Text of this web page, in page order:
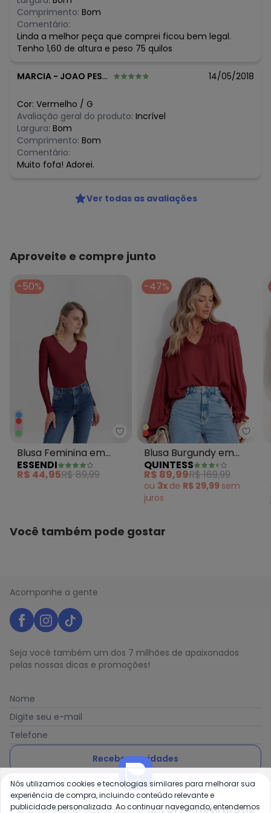
Comprimento: Bom
Comentário:
Linda a melhor peça que comprei ficou bem legal.
Tenho 1,60 de altura e peso 75 quilos
MARCIA - JOAO PESSOA - PB 14/05/2018
Cor: Vermelho / G
Avaliação geral do produto: Incrível
Largura: Bom
Comprimento: Bom
Comentário:
Muito fofa! Adorei.
Ver todas as avaliações
Aproveite e compre junto
-50%
Essendi - Blusa Feminina em
Blusa Feminina em
Cotton Bordô
ESSENDI
R$ 44,95R$ 89,99
-47%
Blusa Burgundy em
Viscose Plana
QUINTESS
R$ 89,99R$ 169,99
ou 3x de R$ 29,99 sem
juros
Você também pode gostar
Acompanhe a gente
Seja você também um dos 7 milhões de apaixonados
pelas nossas dicas e promoções!
Nome
Digite seu e-mail
Telefone
Receber novidades
Ao enviar o cadastro, você concorda com a nossa Política
de Privacidade
Compre pelo app e ganhe12% OFF + frete grátis
Nós utilizamos cookies e tecnologias similares para melhorar sua
experiência de compra, incluindo conteúdo relevante e
publicidade personalizada. Ao continuar navegando, entendemos